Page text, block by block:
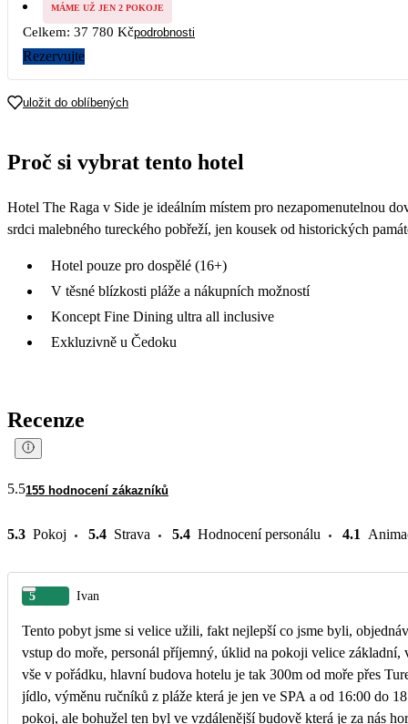
MÁME UŽ JEN 2 POKOJE
Celkem: 37 780 Kčpodrobnosti
Rezervujte
uložit do oblíbených
Proč si vybrat tento hotel
Hotel The Raga v Side je ideálním místem pro nezapomenutelnou
srdci malebného tureckého pobřeží, jen kousek od historických
Hotel pouze pro dospělé (16+)
V těsné blízkosti pláže a nákupních možností
Koncept Fine Dining ultra all inclusive
Exkluzivně u Čedoku
Recenze
5.5155 hodnocení zákazníků
5.3 Pokoj 5.4 Strava 5.4 Hodnocení personálu 4.1
5 Ivan
Tento pobyt jsme si velice užili, fakt nejlepší co jsme byli,
vstup do moře, personál příjemný, úklid na pokoji velice
vše v pořádku, hlavní budova hotelu je tak 300m od moře přes
jídlo, výměnu ručníků z pláže která je jen ve SPA a od 16:00 do
pokoj, ale bohužel ten byl ve vzdálenější budově která je za nás